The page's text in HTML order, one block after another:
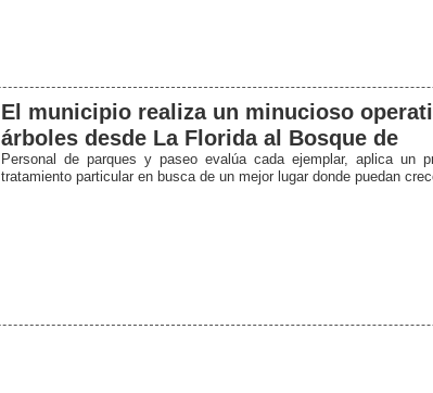
El municipio realiza un minucioso
árboles desde La Florida al Bosque de
Personal de parques y paseo evalúa cada ejemplar, aplica un
tratamiento particular en busca de un mejor lugar donde puedan